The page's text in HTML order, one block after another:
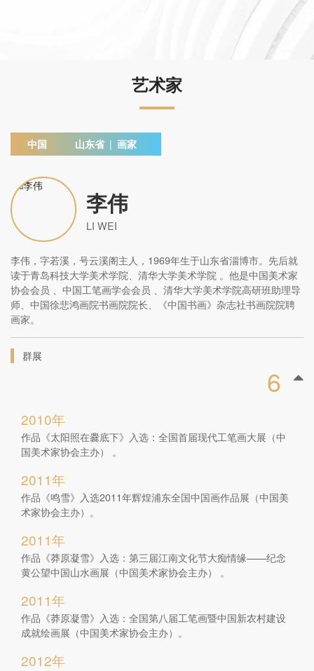
艺术家
中国 山东省 | 画家
李伟
LI WEI
李伟，字若溪，号云溪阁主人，1969年生于山东省淄博市。先后就
读于青岛科技大学美术学院、清华大学美术学院 。他是中国美术家
协会会员 、中国工笔画学会会员 、清华大学美术学院高研班助理导
师、中国徐悲鸿画院书画院院长、《中国书画》杂志社书画院院聘
画家。
群展
6
2010年
作品《太阳照在爨底下》入选：全国首届现代工笔画大展（中
国美术家协会主办） 。
2011年
作品《鸣雪》入选2011年辉煌浦东全国中国画作品展（中国美
术家协会主办）。
2011年
作品《莽原凝雪》入选：第三届江南文化节大痴情缘——纪念
黄公望中国山水画展（中国美术家协会主办） 。
2011年
作品《莽原凝雪》入选：全国第八届工笔画暨中国新农村建设
成就绘画展（中国美术家协会主办）。
2012年